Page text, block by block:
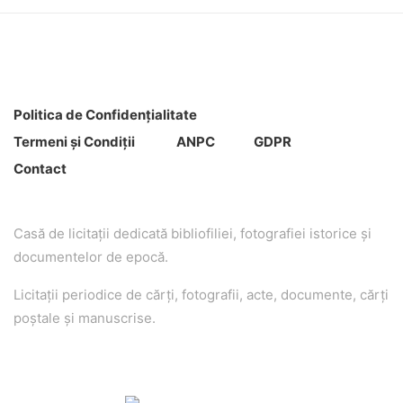
Politica de Confidenţialitate
Termeni şi Condiţii
ANPC
GDPR
Contact
Casă de licitaţii dedicată bibliofiliei, fotografiei istorice şi
documentelor de epocă.
Licitaţii periodice de cărţi, fotografii, acte, documente, cărţi
poştale şi manuscrise.